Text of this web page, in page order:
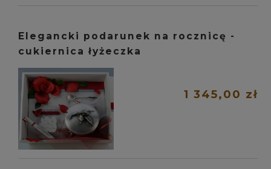
Elegancki podarunek na rocznicę -
cukiernica łyżeczka
1 345,00 zł